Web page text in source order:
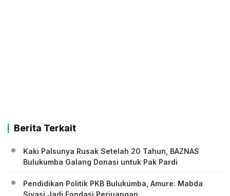
Berita Terkait
Kaki Palsunya Rusak Setelah 20 Tahun, BAZNAS
Bulukumba Galang Donasi untuk Pak Pardi
Pendidikan Politik PKB Bulukumba, Amure: Mabda
Siyasi Jadi Fondasi Perjuangan